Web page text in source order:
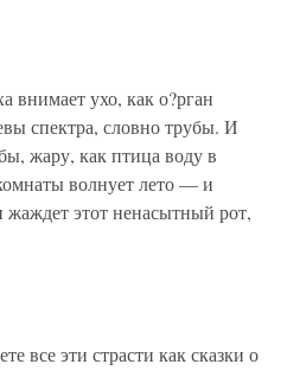
внимает ухо, как о?рган
спектра, словно трубы. И
жару, как птица воду в
волнует лето — и
жаждет этот ненасытный рот,
все эти страсти как сказки о